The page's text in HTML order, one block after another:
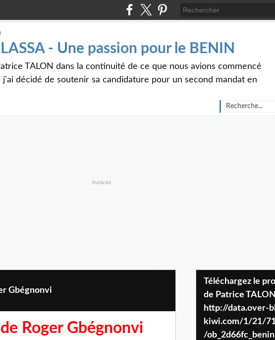
- Une passion pour le BENIN
TALON dans la continuité de ce que nous avions commencé
décidé de soutenir sa candidature pour un second mandat en
Publicité
Gbégnonvi
Roger Gbégnonvi
Téléchargez le projet de société
de Patrice
http://data.over-
kiwi.com/1/21/
/